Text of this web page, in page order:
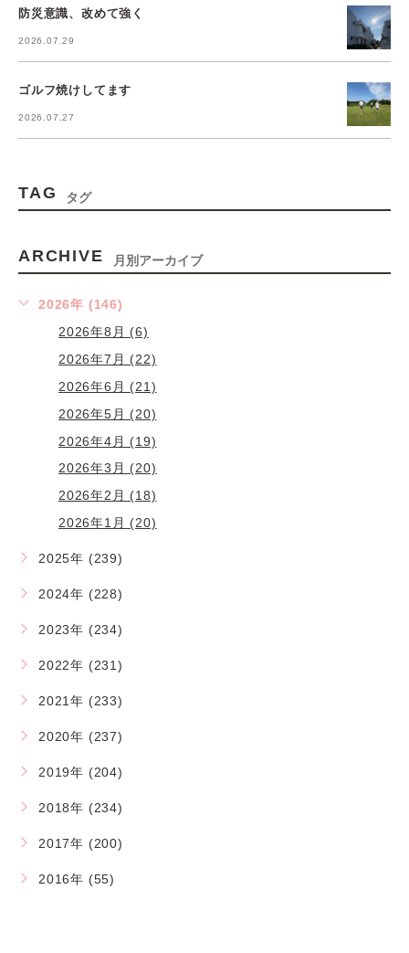
防災意識、改めて強く
2026.07.29
ゴルフ焼けしてます
2026.07.27
TAG タグ
ARCHIVE 月別アーカイブ
2026年 (146)
2026年8月 (6)
2026年7月 (22)
2026年6月 (21)
2026年5月 (20)
2026年4月 (19)
2026年3月 (20)
2026年2月 (18)
2026年1月 (20)
2025年 (239)
2024年 (228)
2023年 (234)
2022年 (231)
2021年 (233)
2020年 (237)
2019年 (204)
2018年 (234)
2017年 (200)
2016年 (55)